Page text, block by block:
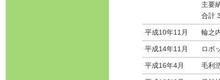
主要
合計
平成10年11月 輪之
平成14年11月 ロボ
平成16年4月 毛利